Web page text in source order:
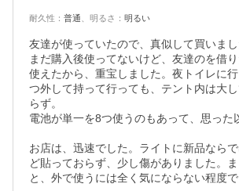
耐久性 ： 普通 明るさ ： 明るい
友達が使っていたので、真似して買いまし
まだ購入後使ってないけど、友達のを借
使えたから、重宝しました。夜トイレに
つ外して持って行っても、テント内は大
らず。
電池が単一を8つ使うのもあって、思った
お店は、迅速でした。ライトに新品なら
ど貼っておらず、少し傷がありました。
と、外で使うには全く気にならない程度で